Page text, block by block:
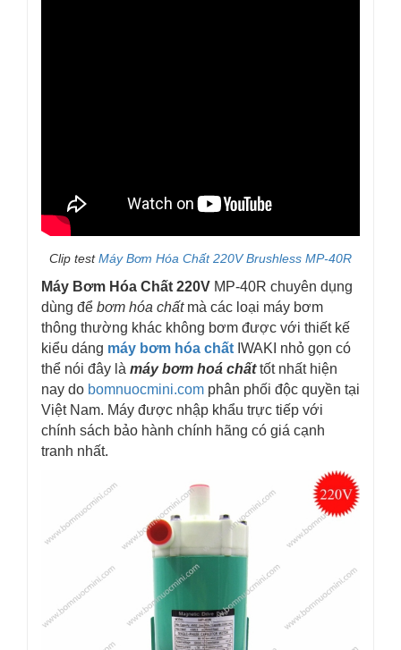
Clip testMáy Bơm Hóa Chất 220V Brushless MP-40R
Máy Bơm Hóa Chất 220V MP-40R chuyên dụng
dùng để bơm hóa chấtmà các loại máy bơm
thông thường khác không bơm được với thiết kế
kiểu dáng máy bơm hóa chất IWAKI nhỏ gọn có
thể nói đây là máy bơm hoá chấttốt nhất hiện
nay do bomnuocmini.com phân phối độc quyền tại
Việt Nam. Máy được nhập khẩu trực tiếp với
chính sách bảo hành chính hãng có giá cạnh
tranh nhất.